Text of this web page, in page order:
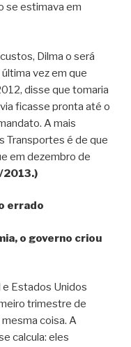
se estimava em
Dilma o será
vez em que
disse que tomaria
ficasse pronta até o
A mais
Transportes é de que
em dezembro de
2013.)
errado
o governo criou
e Estados Unidos
trimestre de
coisa. A
calcula: eles